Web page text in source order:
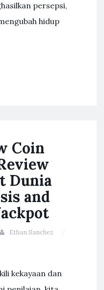
persepsi,
hidup
Coin
Dunia
and
Ethan Sanchez
kekayaan dan